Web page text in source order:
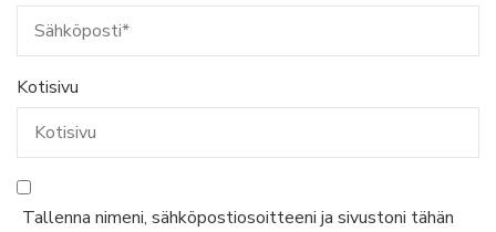
Kotisivu
Tallenna nimeni, sähköpostiosoitteeni ja sivustoni tähän